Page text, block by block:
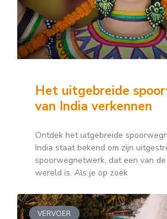
Het uitgebreide
van India verkennen
Ontdek het uitgebreide
India staat bekend om zijn
spoorwegnetwerk, dat een van
wereld is. Als je op zoek
VERVOER